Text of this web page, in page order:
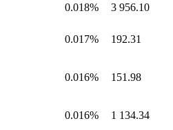
0.018% 3 956.10
0.017% 192.31
0.016% 151.98
0.016% 1 134.34